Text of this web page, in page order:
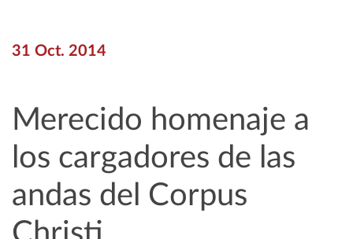
31 Oct. 2014
Merecido homenaje a
los cargadores de las
andas del Corpus